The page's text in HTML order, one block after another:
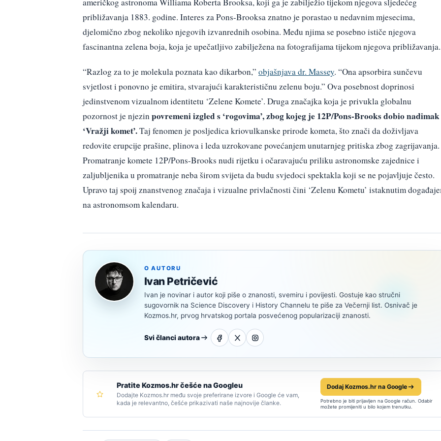
američkog astronoma Williama Roberta Brooksa, koji ga je zabilježio tijekom njegova sljedećeg
približavanja 1883. godine. Interes za Pons-Brooksa znatno je porastao u nedavnim mjesecima,
djelomično zbog nekoliko njegovih izvanrednih osobina. Među njima se posebno ističe njegova
fascinantna zelena boja, koja je upečatljivo zabilježena na fotografijama tijekom njegova približavanja.
“Razlog za to je molekula poznata kao dikarbon,” objašnjava dr. Massey. “Ona apsorbira sunčevu
svjetlost i ponovno je emitira, stvarajući karakterističnu zelenu boju.” Ova posebnost doprinosi
jedinstvenom vizualnom identitetu ‘Zelene Komete’. Druga značajka koja je privukla globalnu
pozornost je njezinpovremeni izgled s ‘rogovima’, zbog kojeg je 12P/Pons-Brooks dobio nadimak
‘Vražji komet’.Taj fenomen je posljedica kriovulkanske prirode kometa, što znači da doživljava
redovite erupcije prašine, plinova i leda uzrokovane povećanjem unutarnjeg pritiska zbog zagrijavanja.
Promatranje komete 12P/Pons-Brooks nudi rijetku i očaravajuću priliku astronomske zajednice i
zaljubljenika u promatranje neba širom svijeta da budu svjedoci spektakla koji se ne pojavljuje često.
Upravo taj spoij znanstvenog značaja i vizualne privlačnosti čini ‘Zelenu Kometu’ istaknutim
na astronomsom kalendaru.
O AUTORU
Ivan Petričević
Ivan je novinar i autor koji piše o znanosti, svemiru i povijesti. Gostuje kao stručni
sugovornik na Science Discovery i History Channelu te piše za Večernji list. Osnivač je
Kozmos.hr, prvog hrvatskog portala posvećenog popularizaciji znanosti.
Svi članci autora
Pratite Kozmos.hr češće na Googleu
Dodajte Kozmos.hr među svoje preferirane izvore i Google će vam,
kada je relevantno, češće prikazivati naše najnovije članke.
Dodaj Kozmos.hr na Google
Potrebno je biti prijavljen na Google račun. Odabir
možete promijeniti u bilo kojem trenutku.